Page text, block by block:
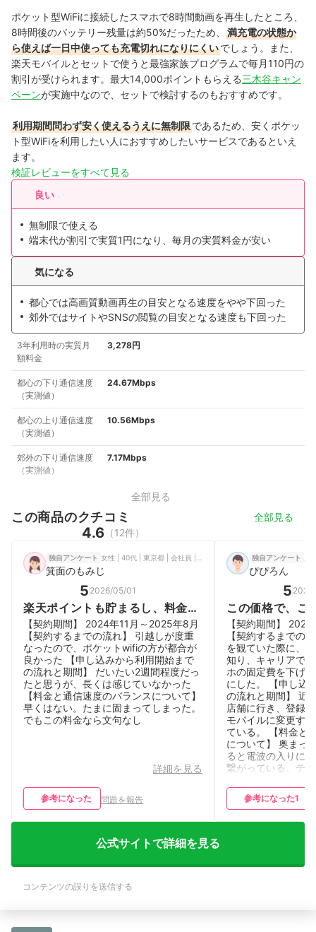
ポケット型WiFiに接続したスマホで8時間動画を再生したところ、
8時間後のバッテリー残量は約50%だったため、
満充電の状態か
ら使えば一日中使っても充電切れになりにくいでしょう。また、
楽天モバイルとセットで使うと最強家族プログラムで毎月110円の
割引が受けられます。最大14,000ポイントもらえる三木谷キャン
ペーンが実施中なので、セットで検討するのもおすすめです。
利用期間問わず安く使えるうえに無制限であるため、安くポケッ
ト型WiFiを利用したい人におすすめしたいサービスであるといえ
ます。
検証レビューをすべて見る
良い
無制限で使える
端末代が割引で実質1円になり、毎月の実質料金が安い
気になる
都心では高画質動画再生の目安となる速度をやや下回った
郊外ではサイトやSNSの閲覧の目安となる速度も下回った
3年利用時の実質月
額料金
3,278円
都心の下り通信速度
（実測値）
24.67Mbps
都心の上り通信速度
（実測値）
10.56Mbps
郊外の下り通信速度
（実測値）
7.17Mbps
全部見る
この商品のクチコミ 全部見る
4.6 （12件）
独自アンケート
箕面のもみじ
5 2026/05/01
楽天ポイントも貯まるし、料金が
安いのでサブwifiとして最適
【契約期間】 2024年11月～2025年8月
【契約するまでの流れ】 引越しが度重
なったので、ポケットwifiの方が都合が
良かった 【申し込みから利用開始まで
の流れと期間】 だいたい2週間程度だっ
たと思うが、長くは感じていなかった
【料金と通信速度のバランスについて】
早くはない。たまに固まってしまった。
でもこの料金なら文句なし
詳細を見る
参考になった 問題を報告
独自アンケート
ぴぴろん
5
この価格で、こ
らしい
【契約期間】
【契約するまでの
を観ていた際に、
知り、キャリアで
ホの固定費を下げ
にした。 【申し込
の流れと期間】 近
店舗に行き、登録
モバイルに変更す
ている。 【料金と
について】 奥まっ
ると電波の入りに
繋がっている。テ
参考になった1
公式サイトで詳細を見る
コンテンツの誤りを送信する